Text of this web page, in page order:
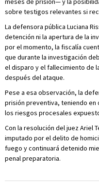
sobre testigos relevantes si
La defensora pública Luciana
detención ni la apertura de la
por el momento, la fiscalía
que durante la investigación
el disparo y el fallecimiento de
después del ataque.
Pese a esa observación, la
prisión preventiva, teniendo en
los riesgos procesales
Con la resolución del juez Ariel
imputado por el delito de
fuego y continuará detenido
penal preparatoria.